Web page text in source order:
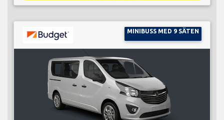
MINIBUSS MED 9 SÄTEN